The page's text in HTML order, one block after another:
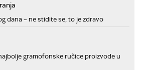
dana – ne stidite se, to je zdravo
gramofonske ručice proizvode u